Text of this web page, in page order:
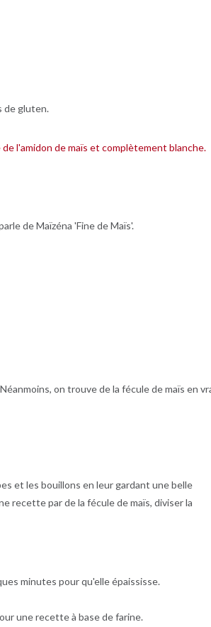
de gluten.
l'amidon de maïs et complètement blanche.
de Maïzéna 'Fine de Maïs'.
on trouve de la fécule de maïs en
et les bouillons en leur gardant une belle
recette par de la fécule de maïs, diviser la
minutes pour qu'elle épaississe.
une recette à base de farine.